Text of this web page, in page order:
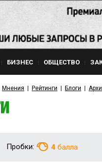
БИЗНЕС ОБЩЕСТВО
Мнения Рейтинги Блоги
Пробки: 4 балла